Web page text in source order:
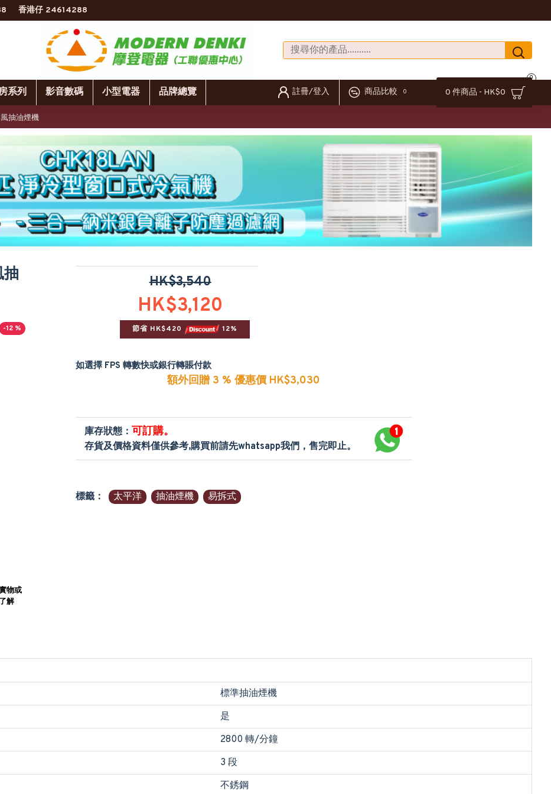
香港仔 24614288
系列 影音數碼 小型電器 品牌總覽 註冊/登入 商品比較 0 0 件商品 - HK$0
0
風抽油煙機
抽
-12 %
物或
解
HK$3,120
HK$3,540
節省 HK$420 12%
如選擇 FPS 轉數快或銀行轉賬付款
額外回贈 3 % 優惠價 HK$3,030
庫存狀態： 可訂購。
存貨及價格資料僅供參考,購買前請先whatsapp我們，售完即止。
標籤： 太平洋 抽油煙機 易拆式
標準抽油煙機
是
2800 轉/分鐘
3 段
不銹鋼